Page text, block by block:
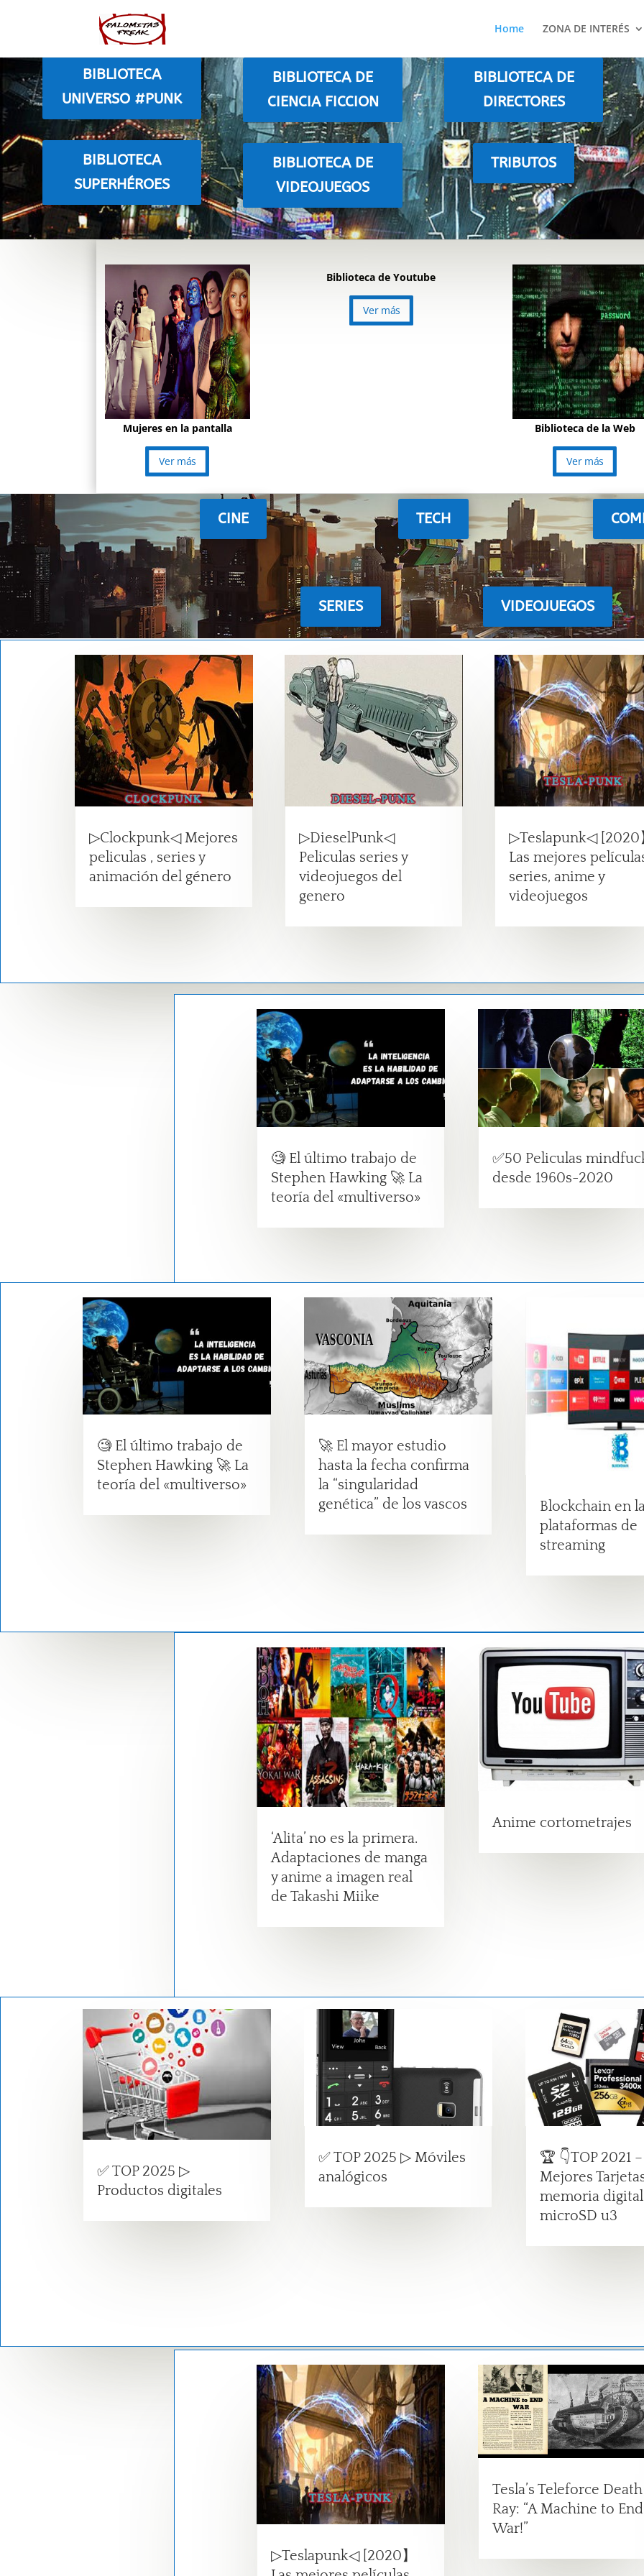
Home ZONA DE INTERÉS
BIBLIOTECA
UNIVERSO #PUNK
BIBLIOTECA
SUPERHÉROES
BIBLIOTECA DE
CIENCIA FICCION
BIBLIOTECA DE
VIDEOJUEGOS
BIBLIOTECA DE
DIRECTORES
TRIBUTOS
Mujeres en la pantalla
Ver más
Biblioteca de Youtube
Ver más
Biblioteca de la Web
Ver más
CINE TECH
SERIES VIDEOJUEGOS
▷Clockpunk◁ Mejores
peliculas , series y
animación del género
▷DieselPunk◁
Peliculas series y
videojuegos del
genero
▷Teslapunk◁ [2020
Las mejores
series, anime y
videojuegos
🧐 El último trabajo de
Stephen Hawking 🚀 La
teoría del «multiverso»
✅50 Peliculas
desde 1960s-2020
🧐 El último trabajo de
Stephen Hawking 🚀 La
teoría del «multiverso»
🚀 El mayor estudio
hasta la fecha confirma
la “singularidad
genética” de los vascos
Blockchain en
plataformas de
streaming
‘Alita’ no es la primera.
Adaptaciones de manga
y anime a imagen real
de Takashi Miike
Anime cortometrajes
✅ TOP 2025 ▷
Productos digitales
✅ TOP 2025 ▷ Móviles
analógicos
🏆 👇TOP 2021 –
Mejores
memoria
microSD u3
▷Teslapunk◁ [2020】
Tesla’s Teleforce Death
Ray: “A Machine to End
War!”